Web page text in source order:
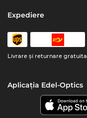
Expediere
Livrare şi returnare gratuita
Aplicația Edel-Optics